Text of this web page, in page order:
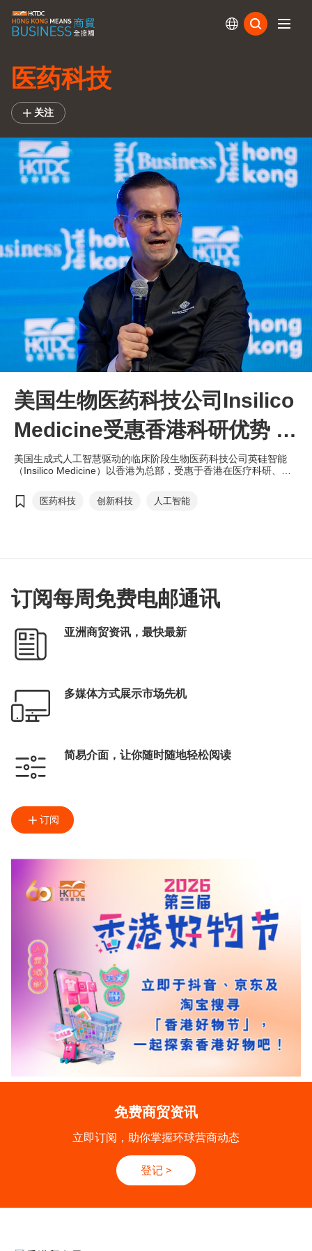
医药科技
关注
美国生物医药科技公司Insilico
Medicine受惠香港科研优势 创
立全球首个人工智慧主导药物
美国生成式人工智慧驱动的临床阶段生物医药科技公司英硅智能
（Insilico Medicine）以香港为总部，受惠于香港在医疗科研、人
的药物开发平台。未来，公司将继续依托香港背靠祖国的独特优
势，以及其 “超级联系人” 的角色，向全球展示人工智慧在医药行
医药科技 创新科技 人工智能
订阅每周免费电邮通讯
亚洲商贸资讯，最快最新
多媒体方式展示市场先机
简易介面，让你随时随地轻松阅读
订阅
免费商贸资讯
立即订阅，助你掌握环球营商动态
登记 >